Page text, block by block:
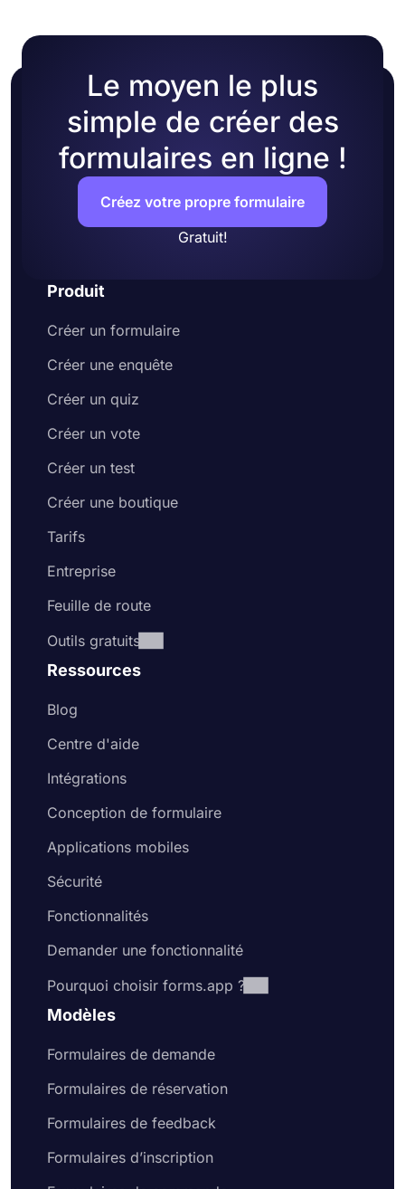
Le moyen le plus
simple de créer des
formulaires en ligne !
Créez votre propre formulaire
Gratuit!
Produit
Créer un formulaire
Créer une enquête
Créer un quiz
Créer un vote
Créer un test
Créer une boutique
Tarifs
Entreprise
Feuille de route
Outils gratuits
Ressources
Blog
Centre d'aide
Intégrations
Conception de formulaire
Applications mobiles
Sécurité
Fonctionnalités
Demander une fonctionnalité
Pourquoi choisir forms.app ?
Modèles
Formulaires de demande
Formulaires de réservation
Formulaires de feedback
Formulaires d’inscription